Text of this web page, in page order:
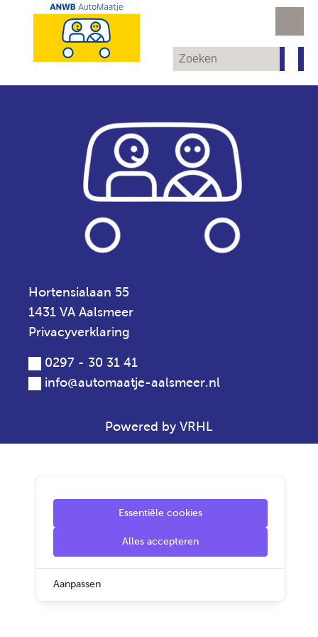
Hortensialaan 55
1431 VA Aalsmeer
Privacyverklaring
0297 - 30 31 41
info@automaatje-aalsmeer.nl
Powered by VRHL
Essentiële cookies
Alles accepteren
Aanpassen